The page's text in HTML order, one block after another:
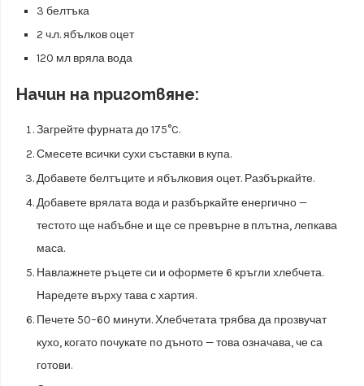
3 белтъка
2 ч.л. ябълков оцет
120 мл вряла вода
Начин на приготвяне:
Загрейте фурната до 175°C.
Смесете всички сухи съставки в купа.
Добавете белтъците и ябълковия оцет. Разбъркайте.
Добавете врялата вода и разбъркайте енергично —
тестото ще набъбне и ще се превърне в плътна, лепкава
маса.
Навлажнете ръцете си и оформете 6 кръгли хлебчета.
Наредете върху тава с хартия.
Печете 50–60 минути. Хлебчетата трябва да прозвучат
кухо, когато почукате по дъното — това означава, че са
готови.